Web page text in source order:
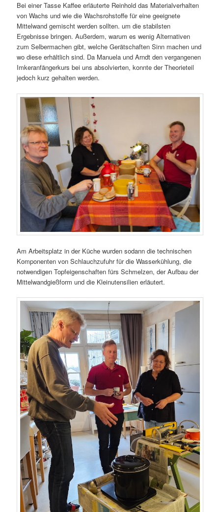
Bei einer Tasse Kaffee erläuterte Reinhold das Materialverhalten
von Wachs und wie die Wachsrohstoffe für eine geeignete
Mittelwand gemischt werden sollten. um die stabilsten
Ergebnisse bringen. Außerdem, warum es wenig Alternativen
zum Selbermachen gibt, welche Gerätschaften Sinn machen und
wo diese erhältlich sind. Da Manuela und Arndt den vergangenen
Imkeranfängerkurs bei uns absolvierten, konnte der Theorieteil
jedoch kurz gehalten werden.
Am Arbeitsplatz in der Küche wurden sodann die technischen
Komponenten von Schlauchzufuhr für die Wasserkühlung, die
notwendigen Topfeigenschaften fürs Schmelzen, der Aufbau der
Mittelwandgießform und die Kleinutensilien erläutert.